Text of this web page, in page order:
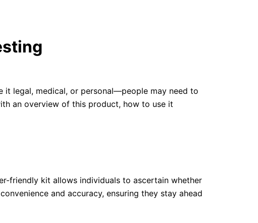
it legal, medical, or personal—people may need to
an overview of this product, how to use it
friendly kit allows individuals to ascertain whether
and accuracy, ensuring they stay ahead